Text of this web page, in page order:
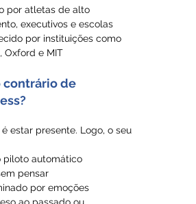
por atletas de alto
executivos e escolas
por instituições como
Oxford e MIT
contrário de
estar presente. Logo, o seu
piloto automático
pensar
por emoções